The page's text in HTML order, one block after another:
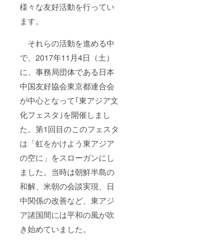
様々な友好活動を行ってい
ます。
それらの活動を進める中
で、2017年11月4日（土）
に、事務局団体である日本
中国友好協会東京都連合会
が中心となって｢東アジア文
化フェスタ｣を開催しまし
た。第1回目のこのフェスタ
は「虹をかけよう東アジア
の空に」をスローガンにし
ました。当時は朝鮮半島の
和解、米朝の会談実現、日
中関係の改善など、東アジ
ア諸国間には平和の風が吹
き始めていました。